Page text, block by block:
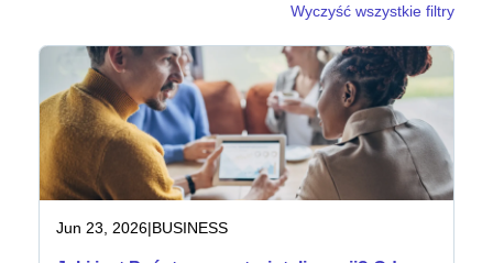
Wyczyść wszystkie filtry
Jun 23, 2026|BUSINESS